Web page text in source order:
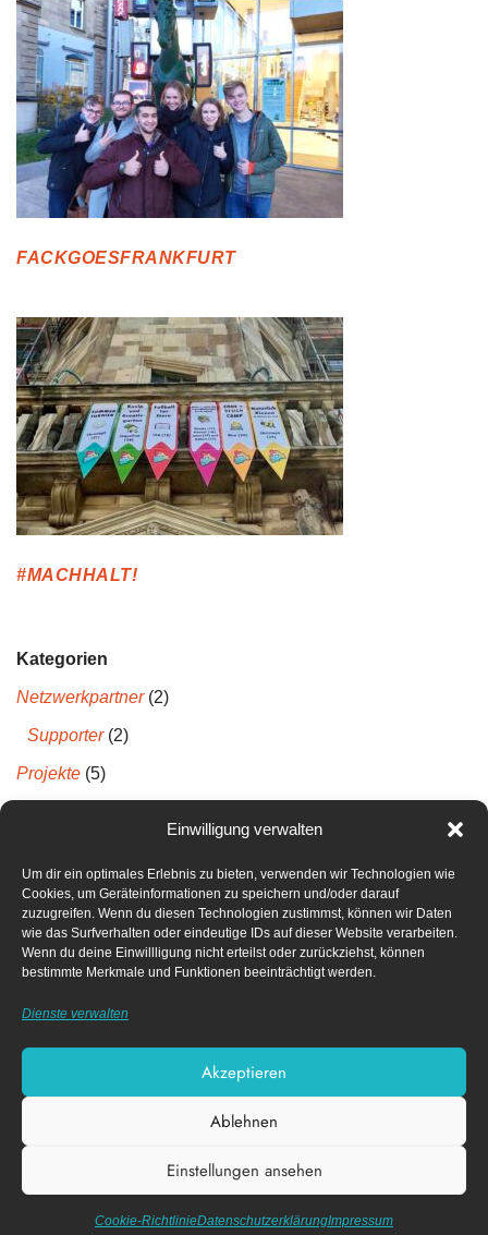
Einwilligung verwalten
Um dir ein optimales Erlebnis zu bieten, verwenden wir Technologien wie
Cookies, um Geräteinformationen zu speichern und/oder darauf
zuzugreifen. Wenn du diesen Technologien zustimmst, können wir Daten
wie das Surfverhalten oder eindeutige IDs auf dieser Website verarbeiten.
Wenn du deine Einwillligung nicht erteilst oder zurückziehst, können
bestimmte Merkmale und Funktionen beeinträchtigt werden.
Dienste verwalten
Akzeptieren
Ablehnen
Einstellungen ansehen
Cookie-RichtlinieDatenschutz­erklärungImpressum
FACKGOESFRANKFURT
#MACHHALT!
Kategorien
Netzwerkpartner(2)
Supporter(2)
Projekte (5)
Neueste Kommentare
Archiv
Impressum
Cookie-Richtlinie (EU)
© FACK e.V.| Design vonNico Schmidt
Diese Webseite nutzt funktionale Cookies.
X
Akzeptieren
Datenschutzerklärung